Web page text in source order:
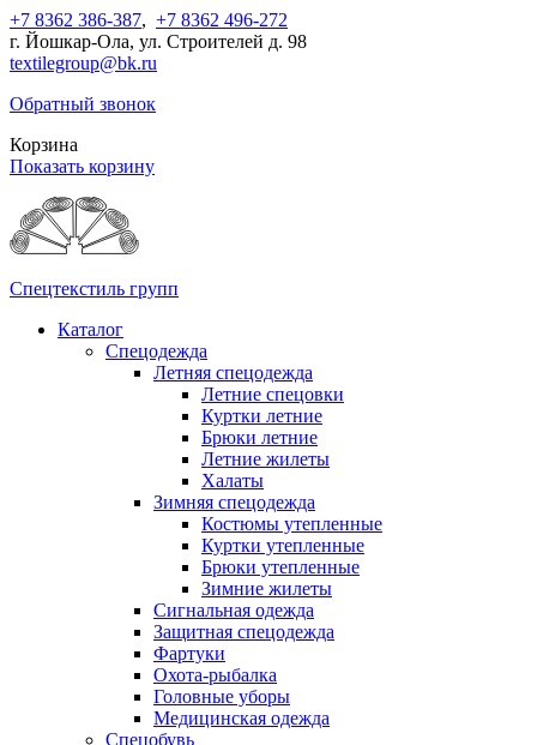
+7 8362 386-387, +7 8362 496-272
г. Йошкар-Ола, ул. Строителей д. 98
textilegroup@bk.ru
Обратный звонок
Корзина
Показать корзину
Спецтекстиль групп
Каталог
Спецодежда
Летняя спецодежда
Летние спецовки
Куртки летние
Брюки летние
Летние жилеты
Халаты
Зимняя спецодежда
Костюмы утепленные
Куртки утепленные
Брюки утепленные
Зимние жилеты
Сигнальная одежда
Защитная спецодежда
Фартуки
Охота-рыбалка
Головные уборы
Медицинская одежда
Спецобувь